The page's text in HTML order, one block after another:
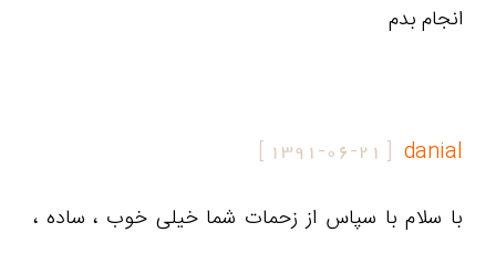
انجام بدم
danial
[
1391-06-21
]
با سلام با سپاس از زحمات شما خیلی خوب ، ساده ،